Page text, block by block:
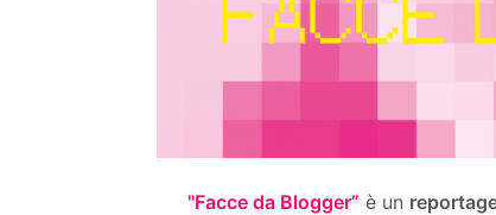
"Facce da Blogger” è un